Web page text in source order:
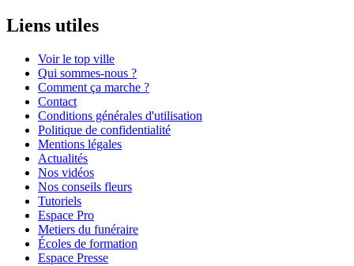
Liens utiles
Voir le top ville
Qui sommes-nous ?
Comment ça marche ?
Contact
Conditions générales d'utilisation
Politique de confidentialité
Mentions légales
Actualités
Nos vidéos
Nos conseils fleurs
Tutoriels
Espace Pro
Metiers du funéraire
Écoles de formation
Espace Presse